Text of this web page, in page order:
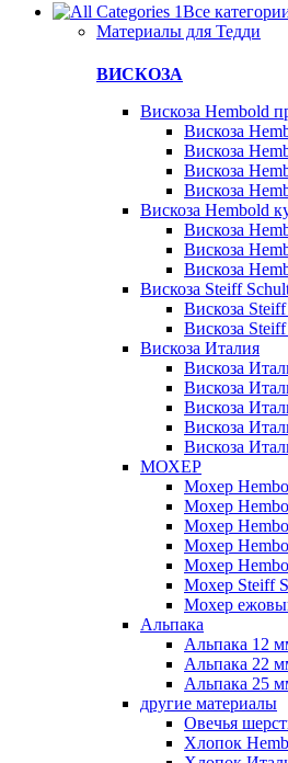
Все
Материалы для Тедди
ВИСКОЗА
Вискоза Hembold
Вискоза
Вискоза
Вискоза
Вискоза
Вискоза Hembold
Вискоза
Вискоза
Вискоза
Вискоза Steiff
Вискоза
Вискоза
Вискоза Италия
Вискоза
Вискоза
Вискоза
Вискоза
Вискоза
МОХЕР
Мохер
Мохер
Мохер
Мохер
Мохер
Мохер Steiff
Мохер
Альпака
Альпака 12
Альпака 22
Альпака 25
другие материалы
Овечья
Хлопок